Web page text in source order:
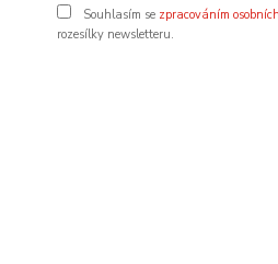
Souhlasím se zpracováním
rozesílky newsletteru.